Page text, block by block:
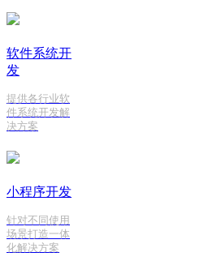
软件系统开
发
提供各行业软
件系统开发解
决方案
小程序开发
针对不同使用
场景打造一体
化解决方案